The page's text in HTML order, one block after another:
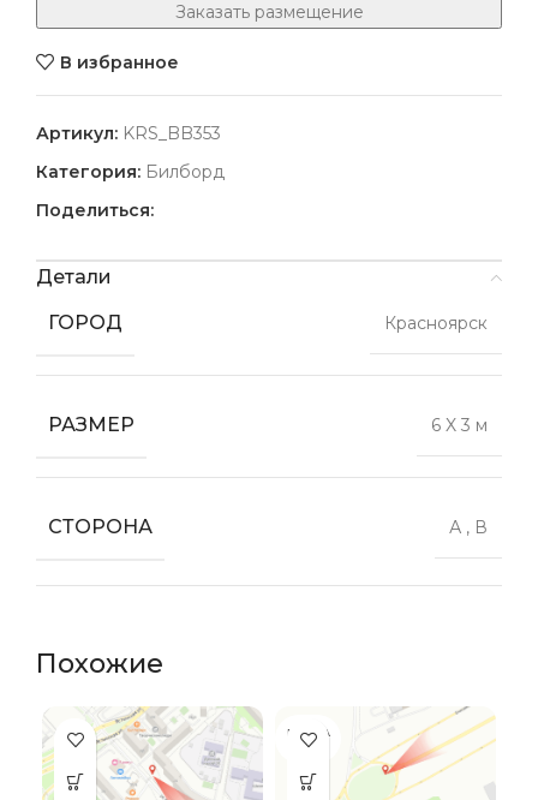
Заказать размещение
В избранное
Артикул: KRS_BB353
Категория: Билборд
Поделиться:
Детали
ГОРОД
Красноярск
РАЗМЕР 6 X 3 м
СТОРОНА А , В
Похожие
ПРОДА
НО